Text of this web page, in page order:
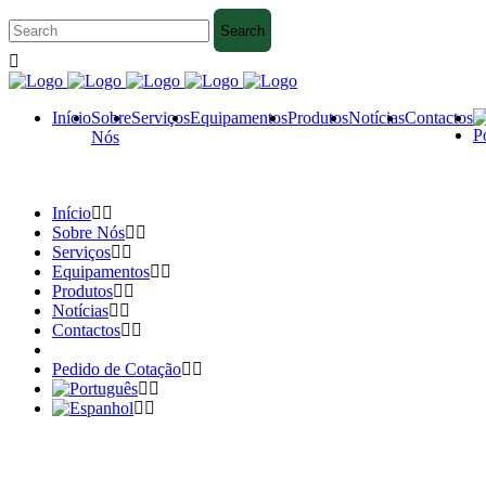
InícioSobre
Nós
ServiçosEquipamentosProdutosNotíciasContactos
Início
Sobre Nós
Serviços
Equipamentos
Produtos
Notícias
Contactos
Pedido de Cotação